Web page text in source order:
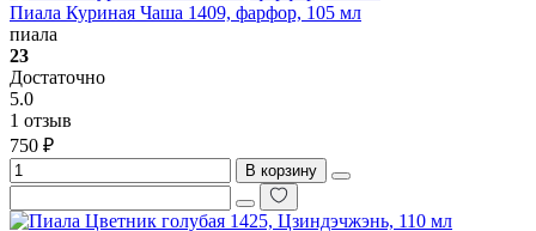
Пиала Куриная Чаша 1409, фарфор, 105 мл
пиала
23
Достаточно
5.0
1 отзыв
750 ₽
В корзину